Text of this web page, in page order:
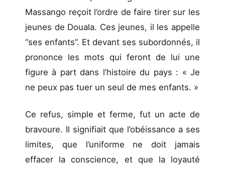
Massango reçoit l’ordre de faire tirer sur les
jeunes de Douala. Ces jeunes, il les appelle
“ses enfants”. Et devant ses subordonnés, il
prononce les mots qui feront de lui une
figure à part dans l’histoire du pays : « Je
ne peux pas tuer un seul de mes enfants. »
Ce refus, simple et ferme, fut un acte de
bravoure. Il signifiait que l’obéissance a ses
limites, que l’uniforme ne doit jamais
effacer la conscience, et que la loyauté